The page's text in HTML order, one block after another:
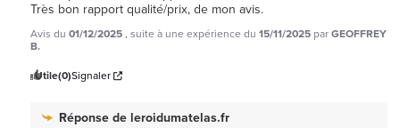
Très bon rapport qualité/prix, de mon avis.
Avis du 01/12/2025, suite à une expérience du 15/11/2025 parGEOFFREY
B.
Utile(0)Signaler
Réponse de leroidumatelas.fr